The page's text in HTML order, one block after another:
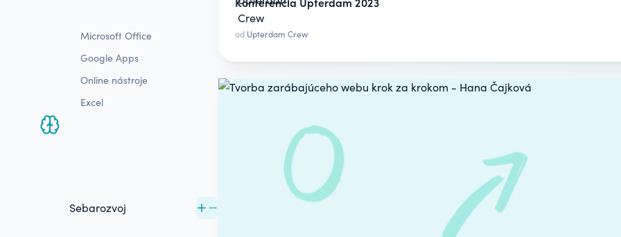
Microsoft Office
Google Apps
Online nástroje
Excel
Sebarozvoj
od Upterdam Crew